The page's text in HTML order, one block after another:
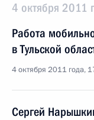
4 октября 2011
Работа
в Тульской
4 октября 2011 года,
Сергей